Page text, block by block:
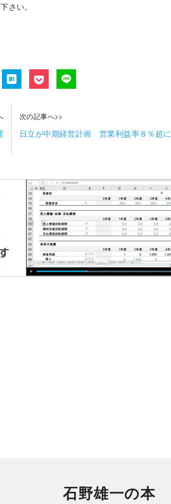
さい。
次の記事へ>>
日立が中期経営計画 営業利益率８％超に
石野雄一の本